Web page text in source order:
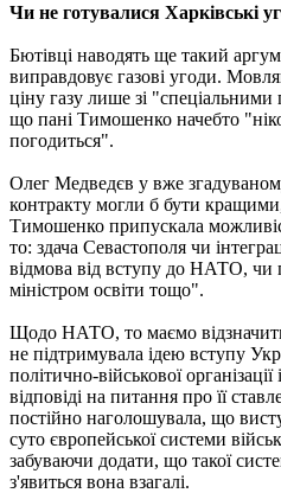
Чи не готувалися Харківські
Бютівці наводять ще такий
виправдовує газові угоди.
ціну газу лише зі
що пані Тимошенко начебто
погодиться".
Олег Медведєв у вже
контракту могли б бути
Тимошенко припускала
то: здача Севастополя чи
відмова від вступу до НАТО, чи
міністром освіти тощо".
Щодо НАТО, то маємо
не підтримувала ідею вступу
політично-військової
відповіді на питання про її
постійно наголошувала, що
суто європейської системи
забуваючи додати, що такої
з'явиться вона взагалі.